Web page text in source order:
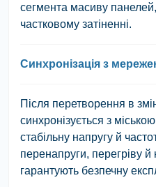
сегмента масиву
частковому затіненні.
Синхронізація з
Після перетворення в
синхронізується з
стабільну напругу й
перенапруги, перегріву й
гарантують безпечну